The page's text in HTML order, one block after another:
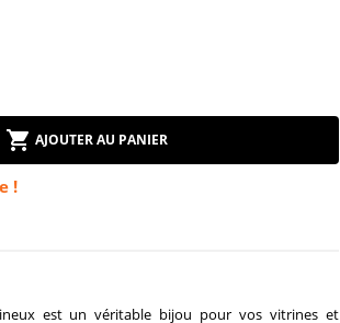
AJOUTER AU PANIER
!
est un véritable bijou pour vos vitrines et